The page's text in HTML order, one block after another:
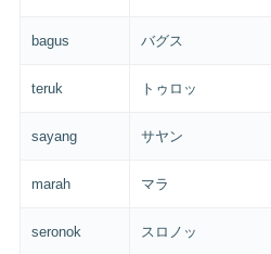
bagus バグス
teruk トゥロッ
sayang サヤン
marah マラ
seronok スロノッ